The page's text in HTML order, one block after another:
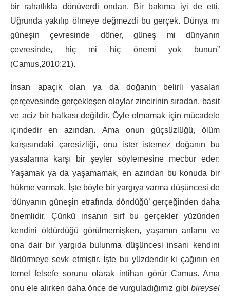
bir rahatlıkla dönüverdi ondan. Bir bakıma iyi de etti.
Uğrunda yakılıp ölmeye değmezdi bu gerçek. Dünya mı
güneşin çevresinde döner, güneş mi dünyanın
çevresinde, hiç mi hiç önemi yok bunun”
(Camus,2010:21).
İnsan apaçık olan ya da doğanın belirli yasaları
çerçevesinde gerçekleşen olaylar zincirinin sıradan, basit
ve aciz bir halkası değildir. Öyle olmamak için mücadele
içindedir en azından. Ama onun güçsüzlüğü, ölüm
karşısındaki çaresizliği, onu ister istemez doğanın bu
yasalarına karşı bir şeyler söylemesine mecbur eder:
Yaşamak ya da yaşamamak, en azından bu konuda bir
hükme varmak. İşte böyle bir yargıya varma düşüncesi de
‘dünyanın güneşin etrafında döndüğü’ gerçeğinden daha
önemlidir. Çünkü insanın sırf bu gerçekler yüzünden
kendini öldürdüğü görülmemişken, yaşamın anlamı ve
ona dair bir yargıda bulunma düşüncesi insanı kendini
öldürmeye sevk etmiştir. İşte bu yüzdendir ki çağının en
temel felsefe sorunu olarak intiharı görür Camus. Ama
onu ele alırken daha önce de vurguladığımız gibi bireysel